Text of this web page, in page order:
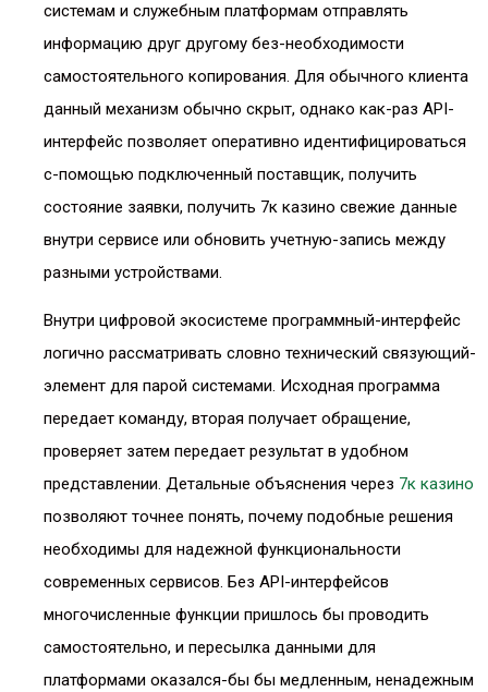
системам и служебным платформам отправлять
информацию друг другому без-необходимости
самостоятельного копирования. Для обычного клиента
данный механизм обычно скрыт, однако как-раз API-
интерфейс позволяет оперативно идентифицироваться
с-помощью подключенный поставщик, получить
состояние заявки, получить 7к казино свежие данные
внутри сервисе или обновить учетную-запись между
разными устройствами.
Внутри цифровой экосистеме программный-интерфейс
логично рассматривать словно технический связующий-
элемент для парой системами. Исходная программа
передает команду, вторая получает обращение,
проверяет затем передает результат в удобном
представлении. Детальные объяснения через 7к казино
позволяют точнее понять, почему подобные решения
необходимы для надежной функциональности
современных сервисов. Без API-интерфейсов
многочисленные функции пришлось бы проводить
самостоятельно, и пересылка данными для
платформами оказался-бы бы медленным, ненадежным